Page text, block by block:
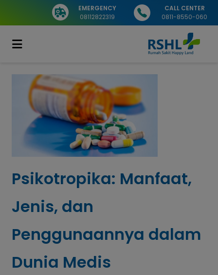
EMERGENCY
08112822319
CALL CENTER
0811-8550-060
Psikotropika: Manfaat,
Jenis, dan
Penggunaannya dalam
Dunia Medis